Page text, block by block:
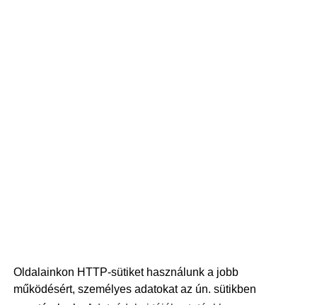
Oldalainkon HTTP-sütiket használunk a jobb
működésért, személyes adatokat az ún. sütikben